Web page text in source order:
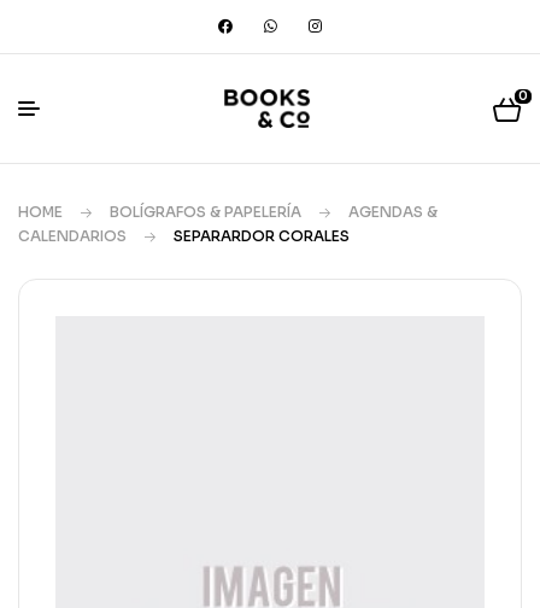
0
HOME BOLÍGRAFOS & PAPELERÍA
AGENDAS &
CALENDARIOS
SEPARARDOR CORALES